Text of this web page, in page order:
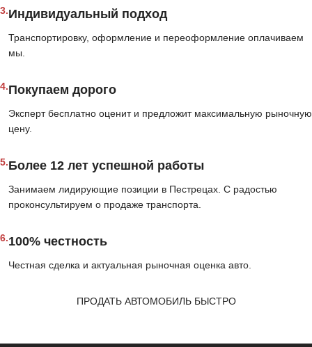
3.Индивидуальный подход
Транспортировку, оформление и переоформление оплачиваем
мы.
4.Покупаем дорого
Эксперт бесплатно оценит и предложит максимальную рыночную
цену.
5.Более 12 лет успешной работы
Занимаем лидирующие позиции в Пестрецах. С радостью
проконсультируем о продаже транспорта.
6.100% честность
Честная сделка и актуальная рыночная оценка авто.
ПРОДАТЬ АВТОМОБИЛЬ БЫСТРО